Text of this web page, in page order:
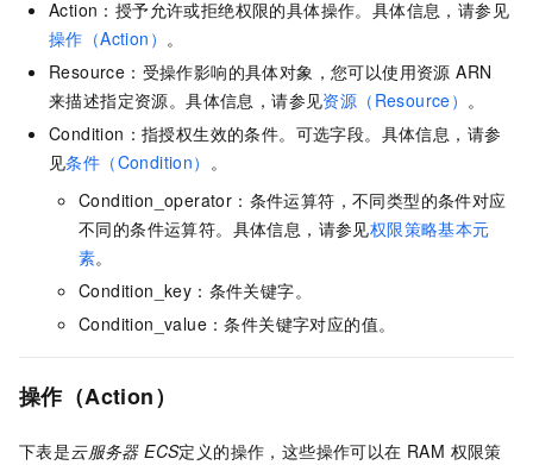
Action：授予允许或拒绝权限的具体操作。具体信息，请参见
操作（Action） 。
Resource：受操作影响的具体对象，您可以使用资源 ARN
来描述指定资源。具体信息，请参见资源（Resource） 。
Condition：指授权生效的条件。可选字段。具体信息，请参
见条件（Condition） 。
Condition_operator：条件运算符，不同类型的条件对应
不同的条件运算符。具体信息，请参见权限策略基本元
素。
Condition_key：条件关键字。
Condition_value：条件关键字对应的值。
操作（Action）
下表是云服务器 ECS定义的操作，这些操作可以在 RAM 权限策